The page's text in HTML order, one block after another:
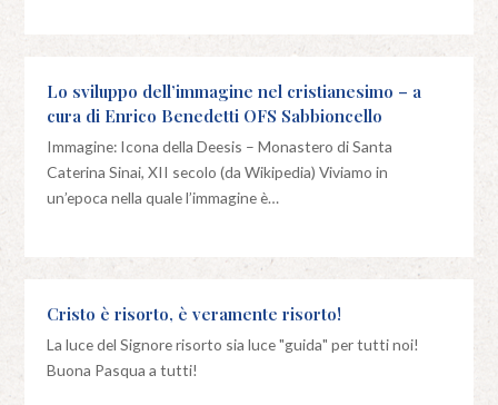
Lo sviluppo dell’immagine nel cristianesimo – a
cura di Enrico Benedetti OFS Sabbioncello
Immagine: Icona della Deesis – Monastero di Santa
Caterina Sinai, XII secolo (da Wikipedia) Viviamo in
un’epoca nella quale l’immagine è…
Cristo è risorto, è veramente risorto!
La luce del Signore risorto sia luce "guida" per tutti noi!
Buona Pasqua a tutti!